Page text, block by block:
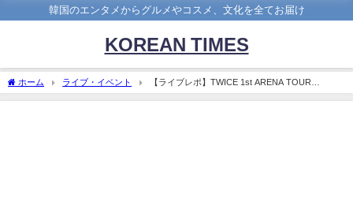
韓国のエンタメからグルメやコスメ、文化を全てお届け
KOREAN TIMES
ホーム ライブ・イベント
【ライブレポ】TWICE 1st ARENA TOUR
2018"BDZ"に行ってきた。